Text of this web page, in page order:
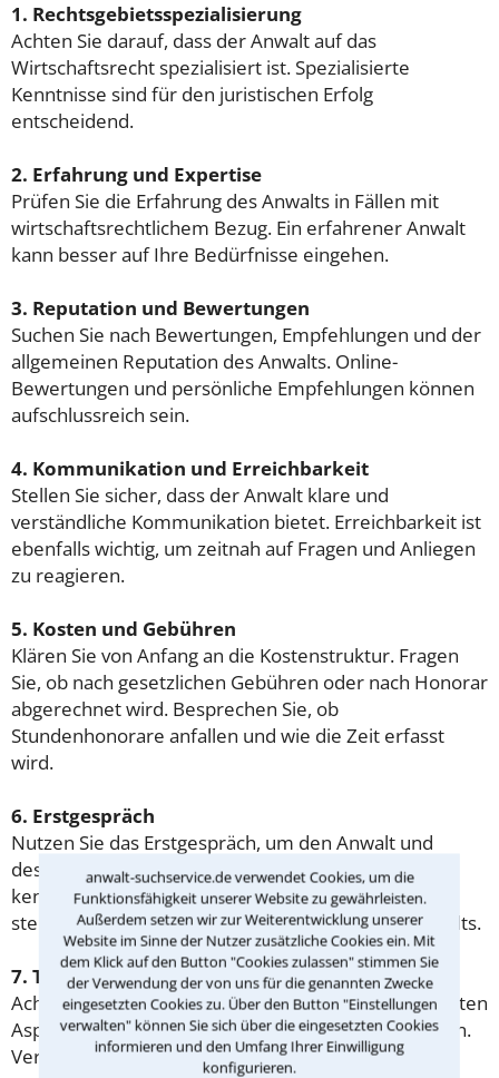
anwalt-suchservice.de verwendet Cookies, um die
Funktionsfähigkeit unserer Website zu gewährleisten.
Außerdem setzen wir zur Weiterentwicklung unserer
Website im Sinne der Nutzer zusätzliche Cookies ein. Mit
dem Klick auf den Button "Cookies zulassen" stimmen Sie
der Verwendung der von uns für die genannten Zwecke
eingesetzten Cookies zu. Über den Button "Einstellungen
verwalten" können Sie sich über die eingesetzten Cookies
informieren und den Umfang Ihrer Einwilligung
konfigurieren.
1. Rechtsgebietsspezialisierung
Achten Sie darauf, dass der Anwalt auf das
Wirtschaftsrecht spezialisiert ist. Spezialisierte
Kenntnisse sind für den juristischen Erfolg
entscheidend.
2. Erfahrung und Expertise
Prüfen Sie die Erfahrung des Anwalts in Fällen mit
wirtschaftsrechtlichem Bezug. Ein erfahrener Anwalt
kann besser auf Ihre Bedürfnisse eingehen.
3. Reputation und Bewertungen
Suchen Sie nach Bewertungen, Empfehlungen und der
allgemeinen Reputation des Anwalts. Online-
Bewertungen und persönliche Empfehlungen können
aufschlussreich sein.
4. Kommunikation und Erreichbarkeit
Stellen Sie sicher, dass der Anwalt klare und
verständliche Kommunikation bietet. Erreichbarkeit ist
ebenfalls wichtig, um zeitnah auf Fragen und Anliegen
zu reagieren.
5. Kosten und Gebühren
Klären Sie von Anfang an die Kostenstruktur. Fragen
Sie, ob nach gesetzlichen Gebühren oder nach Honorar
abgerechnet wird. Besprechen Sie, ob
Stundenhonorare anfallen und wie die Zeit erfasst
wird.
6. Erstgespräch
Nutzen Sie das Erstgespräch, um den Anwalt und
dessen Expertise im Wirtschaftsrecht besser
kennenzulernen. Besprechen Sie Ihr Anliegen und
stellen Sie Fragen zur Herangehensweise des Anwalts.
7. Transparenz und Vertrauen
Achten Sie auf Transparenz hinsichtlich aller relevanten
Aspekte, einschließlich Kosten und Erfolgsaussichten.
Vertrauen Sie auch Ihrem Bauchgefühl.